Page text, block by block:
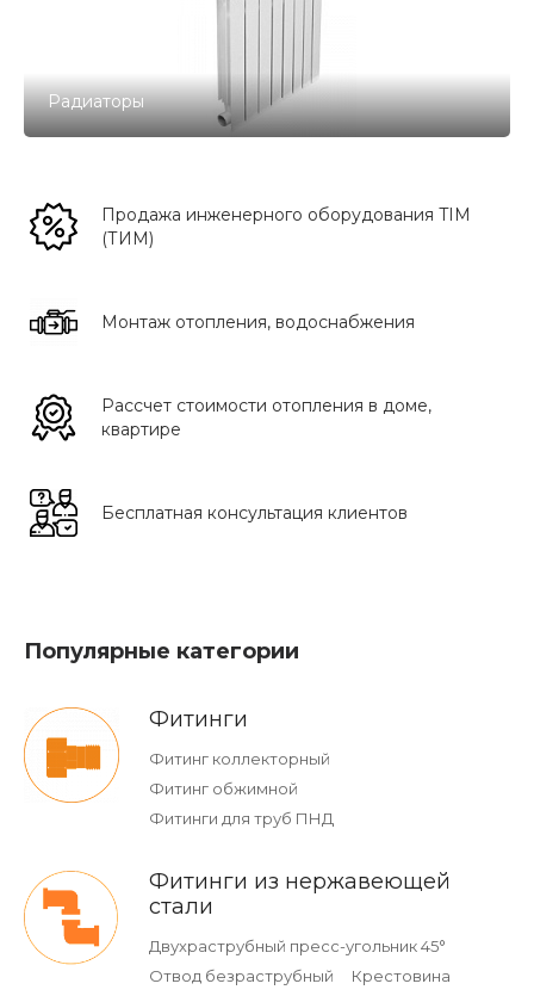
Радиаторы
Продажа инженерного оборудования TIM
(ТИМ)
Монтаж отопления, водоснабжения
Рассчет стоимости отопления в доме,
квартире
Бесплатная консультация клиентов
Популярные категории
Фитинги
Фитинг коллекторный
Фитинг обжимной
Фитинги для труб ПНД
Фитинги из нержавеющей
стали
Двухраструбный пресс-угольник 45°
Отвод безраструбный
Крестовина